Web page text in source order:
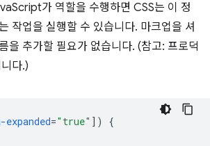
가 역할을 수행하면 CSS는 이 정
작업을 실행할 수 있습니다. 마크업을 셔
을 추가할 필요가 없습니다. (참고: 프로덕
다.)
="true" ])
{